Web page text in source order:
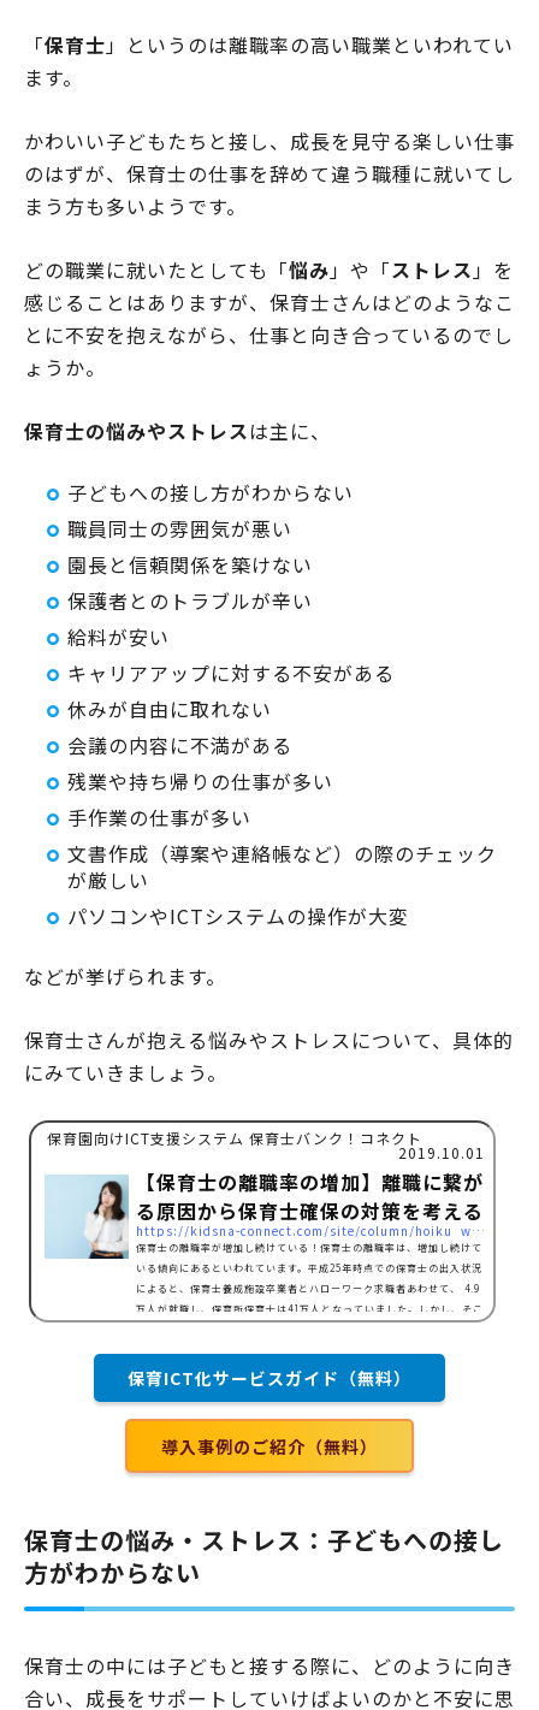
「保育士」というのは離職率の高い職業といわれてい
ます。
かわいい子どもたちと接し、成長を見守る楽しい仕事
のはずが、保育士の仕事を辞めて違う職種に就いてし
まう方も多いようです。
どの職業に就いたとしても「悩み」や「ストレス」を
感じることはありますが、保育士さんはどのようなこ
とに不安を抱えながら、仕事と向き合っているのでし
ょうか。
保育士の悩みやストレスは主に、
子どもへの接し方がわからない
職員同士の雰囲気が悪い
園長と信頼関係を築けない
保護者とのトラブルが辛い
給料が安い
キャリアアップに対する不安がある
休みが自由に取れない
会議の内容に不満がある
残業や持ち帰りの仕事が多い
手作業の仕事が多い
文書作成（導案や連絡帳など）の際のチェック
が厳しい
パソコンやICTシステムの操作が大変
などが挙げられます。
保育士さんが抱える悩みやストレスについて、具体的
にみていきましょう。
保育園向けICT支援システム 保育士バンク！コネクト
2019.10.01
【保育士の離職率の増加】離職に繋が
る原因から保育士確保の対策を考える
https://kidsna-connect.com/site/column/hoiku_workstyle/706
保育士の離職率が増加し続けている！保育士の離職率は、増加し続けて
いる傾向にあるといわれています。平成25年時点での保育士の出入状況
によると、保育士養成施設卒業者とハローワーク求職者あわせて、 4.9
万人が就職し、保育所保育士は41万人となっていました。しかし、そこ
ます。平成25年度の保育士の新規求人倍率(都道府県別)出典：保育分野
における人材不足の現状①/厚生労働省平成25年度の厚生労…
保育ICT化サービスガイド（無料）
導入事例のご紹介（無料）
保育士の悩み・ストレス：子どもへの接し
方がわからない
保育士の中には子どもと接する際に、どのように向き
合い、成長をサポートしていけばよいのかと不安に思